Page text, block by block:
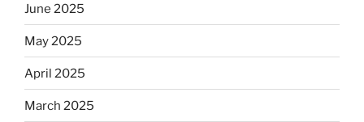
June 2025
May 2025
April 2025
March 2025